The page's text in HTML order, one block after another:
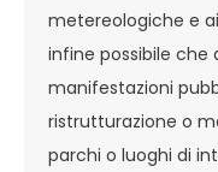
metereologiche e
infine possibile che
manifestazioni
ristrutturazione o
parchi o luoghi di